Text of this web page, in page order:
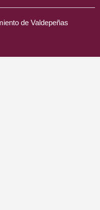
de Valdepeñas